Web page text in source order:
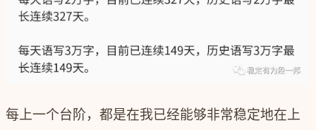
每上一个台阶，都是在我已经能够非常稳定地在上